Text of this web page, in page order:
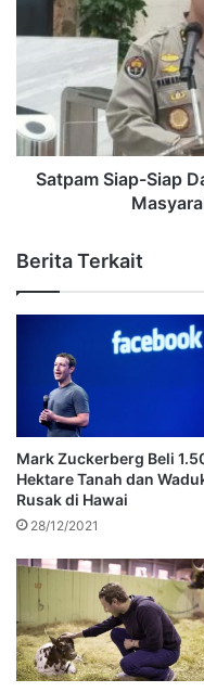
Satpam Siap-Siap
Berita Terkait
Mark Zuckerberg Beli
Hektare Tanah dan
Rusak di Hawai
28/12/2021